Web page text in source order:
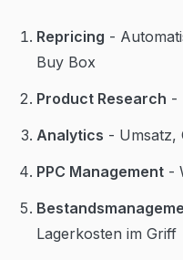
Repricing -
Buy Box
Product Research -
Analytics - Umsatz,
PPC Management -
Lagerkosten im Griff